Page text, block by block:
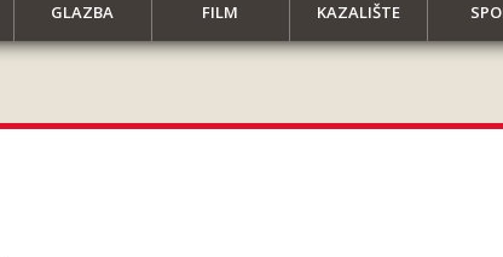
GLAZBA FILM KAZALIŠTE